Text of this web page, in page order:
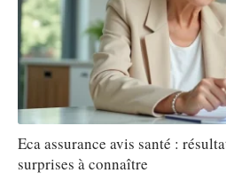
Eca assurance avis santé :
surprises à connaître